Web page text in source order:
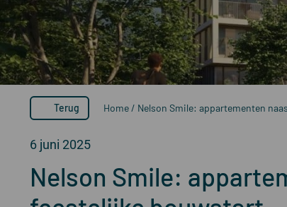
Terug Home / Nelson Smile: appartementen
6 juni 2025
Nelson Smile: